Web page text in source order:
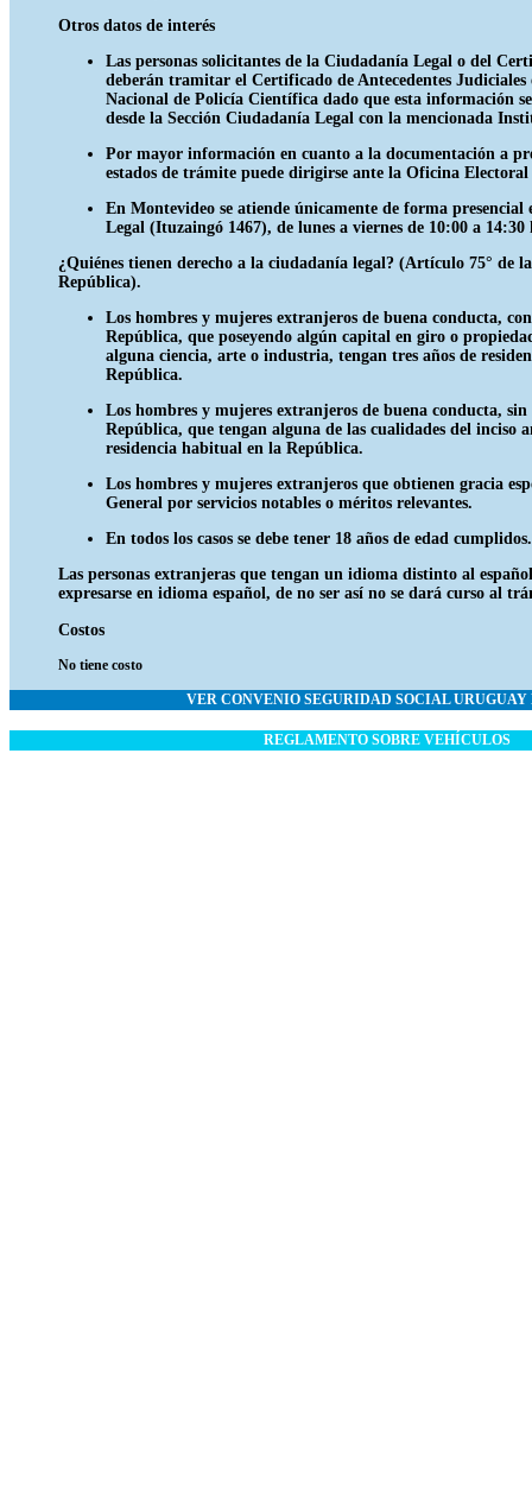
Otros datos de interés
Las personas solicitantes de la Ciudadanía Legal o del
deberán tramitar el Certificado de Antecedentes Judiciales
Nacional de Policía Científica dado que esta información
desde la Sección Ciudadanía Legal con la mencionada
Por mayor información en cuanto a la documentación a
estados de trámite puede dirigirse ante la Oficina
En Montevideo se atiende únicamente de forma presencial
Legal (Ituzaingó 1467), de lunes a viernes de 10:00 a 14:30
¿Quiénes tienen derecho a la ciudadanía legal? (Artículo 75° de
República).
Los hombres y mujeres extranjeros de buena conducta,
República, que poseyendo algún capital en giro o
alguna ciencia, arte o industria, tengan tres años de
República.
Los hombres y mujeres extranjeros de buena conducta,
República, que tengan alguna de las cualidades del inciso
residencia habitual en la República.
Los hombres y mujeres extranjeros que obtienen gracia
General por servicios notables o méritos relevantes.
En todos los casos se debe tener 18 años de edad cumplidos.
Las personas extranjeras que tengan un idioma distinto al
expresarse en idioma español, de no ser así no se dará curso al
Costos
No tiene costo
VER CONVENIO SEGURIDAD SOCIAL URUGUAY
REGLAMENTO SOBRE VEHÍCULOS